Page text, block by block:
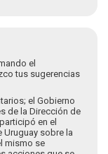
el
tus sugerencias
el Gobierno
de la Dirección de
en el
sobre la
mismo se